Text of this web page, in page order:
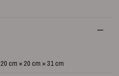
20 cm × 20 cm × 31 cm